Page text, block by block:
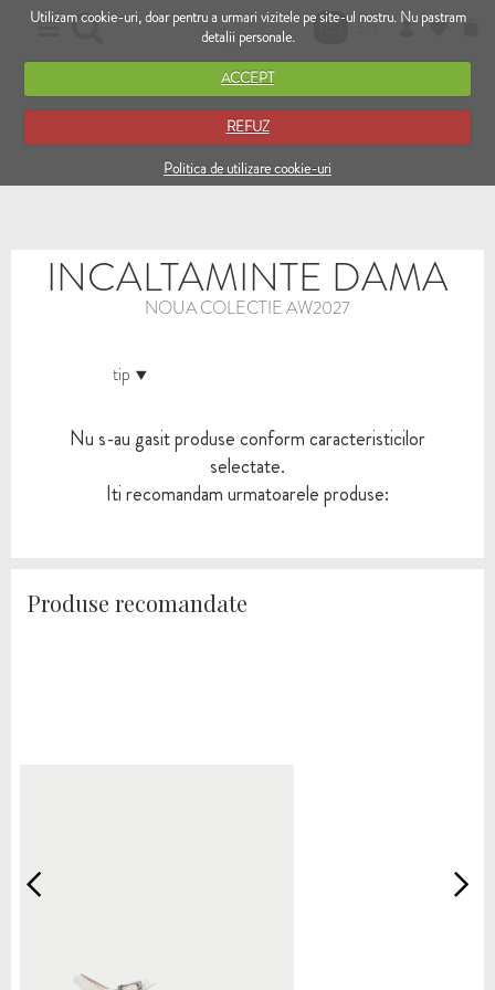
Utilizam cookie-uri, doar pentru a urmari vizitele pe site-ul nostru. Nu pastram
detalii personale.
ACCEPT
REFUZ
Politica de utilizare cookie-uri
RO EN
INCALTAMINTE DAMA
NOUA COLECTIE AW2027
tip
Nu s-au gasit produse conform caracteristicilor
selectate.
Iti recomandam urmatoarele produse:
Produse recomandate